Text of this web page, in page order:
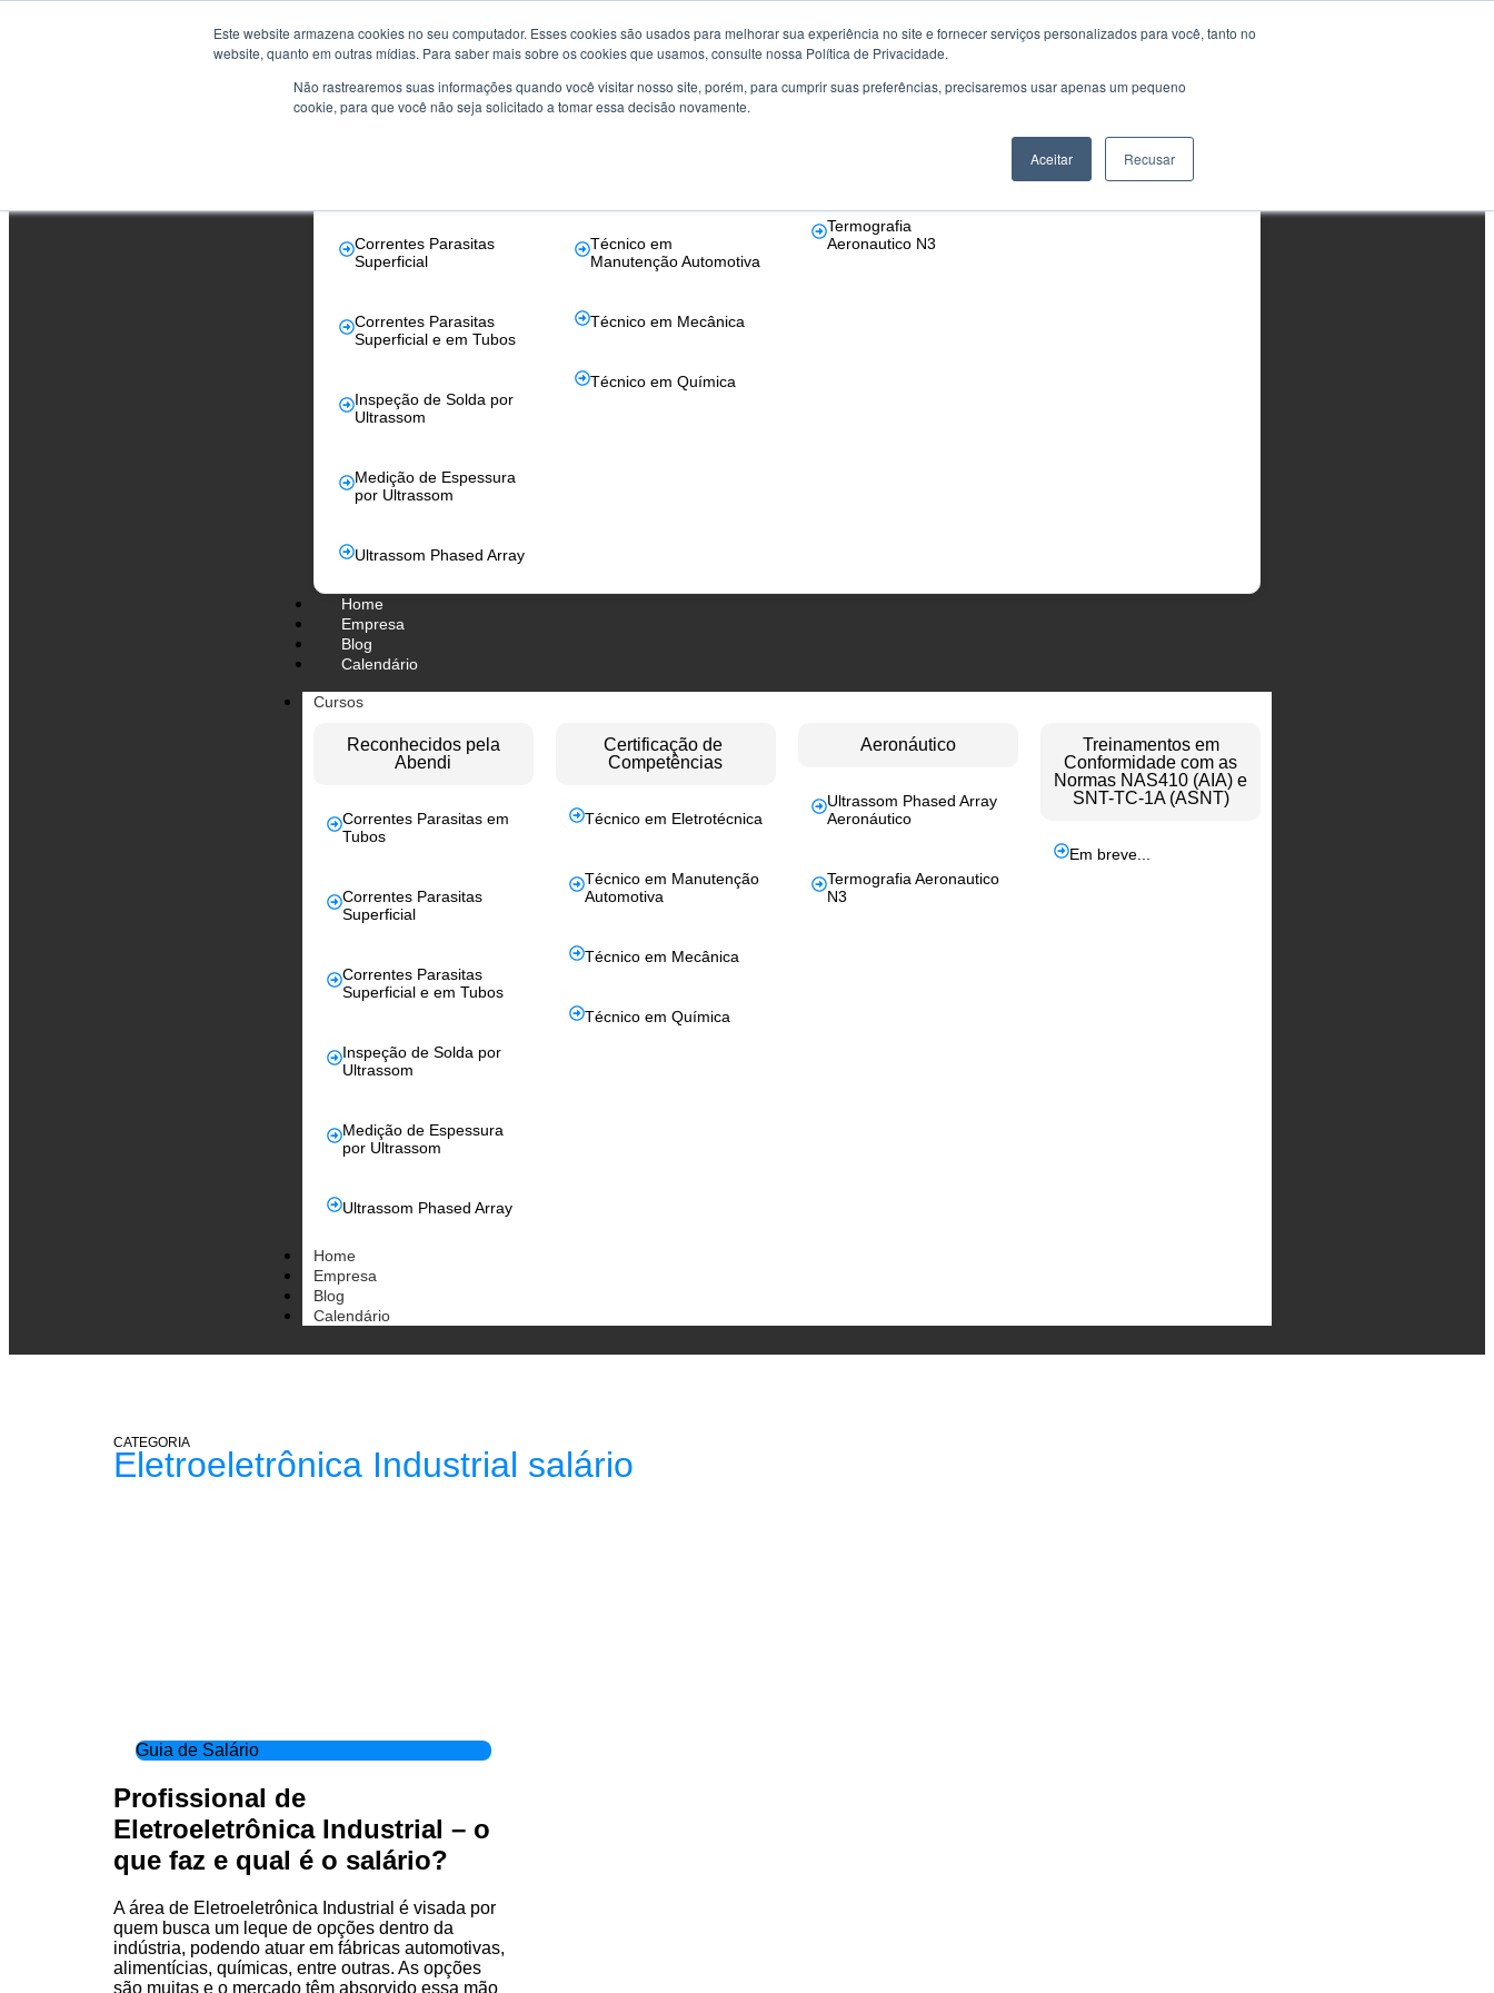
Este website armazena cookies no seu computador. Esses cookies são usados ​​para melhorar sua experiência no site e fornecer serviços personalizados para você, tanto no
website, quanto em outras mídias. Para saber mais sobre os cookies que usamos, consulte nossa Política de Privacidade.
Não rastrearemos suas informações quando você visitar nosso site, porém, para cumprir suas preferências, precisaremos usar apenas um pequeno
cookie, para que você não seja solicitado a tomar essa decisão novamente.
Aceitar Recusar
Cursos
Reconhecidos pela
Abendi
Correntes Parasitas
Superficial
Correntes Parasitas
Superficial e em Tubos
Inspeção de Solda por
Ultrassom
Medição de Espessura
por Ultrassom
Ultrassom Phased Array
Certificação de
Competências
Técnico em
Manutenção Automotiva
Técnico em Mecânica
Técnico em Química
Aeronáutico
Termografia
Aeronautico N3
Treinamentos em
e SNT-TC-1A (ASNT)
Home
Empresa
Blog
Calendário
Cursos
Reconhecidos pela
Abendi
Correntes Parasitas em
Tubos
Correntes Parasitas
Superficial
Correntes Parasitas
Superficial e em Tubos
Inspeção de Solda por
Ultrassom
Medição de Espessura
por Ultrassom
Ultrassom Phased Array
Certificação de
Competências
Técnico em Eletrotécnica
Técnico em Manutenção
Automotiva
Técnico em Mecânica
Técnico em Química
Aeronáutico
Ultrassom Phased Array
Aeronáutico
Termografia Aeronautico
N3
Treinamentos em
Conformidade com as
Normas NAS410 (AIA) e
SNT-TC-1A (ASNT)
Em breve...
Home
Empresa
Blog
Calendário
CATEGORIA
Eletroeletrônica Industrial salário
Guia de Salário
Profissional de
Eletroeletrônica Industrial – o
que faz e qual é o salário?
A área de Eletroeletrônica Industrial é visada por
quem busca um leque de opções dentro da
indústria, podendo atuar em fábricas automotivas,
alimentícias, químicas, entre outras. As opções
são muitas e o mercado têm absorvido essa mão